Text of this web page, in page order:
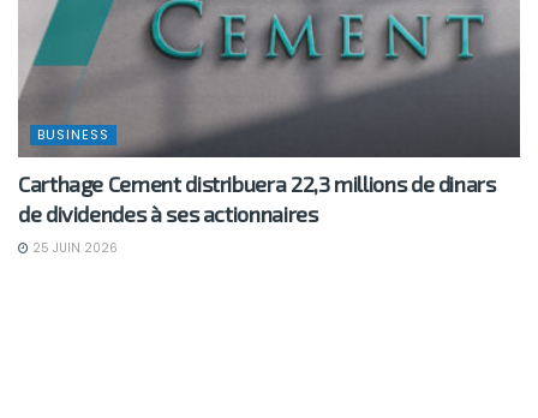
BUSINESS
Carthage Cement distribuera 22,3 millions de dinars
de dividendes à ses actionnaires
25 JUIN 2026